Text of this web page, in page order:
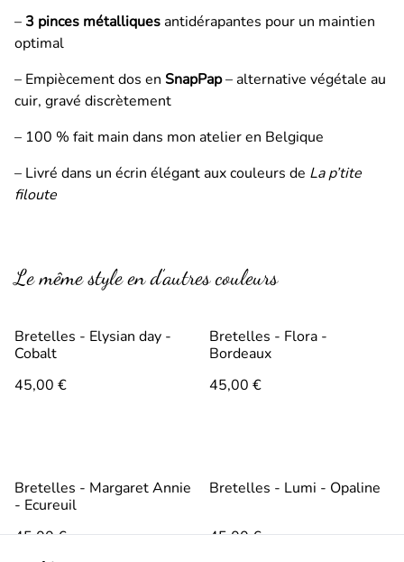
– 3 pinces métalliquesantidérapantes pour un maintien
optimal
– Empiècement dos en SnapPap– alternative végétale au
cuir, gravé discrètement
– 100 % fait main dans mon atelier en Belgique
– Livré dans un écrin élégant aux couleurs de La p’tite
filoute
Le même style en d’autres couleurs
Bretelles - Elysian day -
Cobalt
45,00 €
Bretelles - Flora -
Bordeaux
45,00 €
Bretelles - Margaret Annie
- Ecureuil
45,00 €
Bretelles - Lumi - Opaline
45,00 €